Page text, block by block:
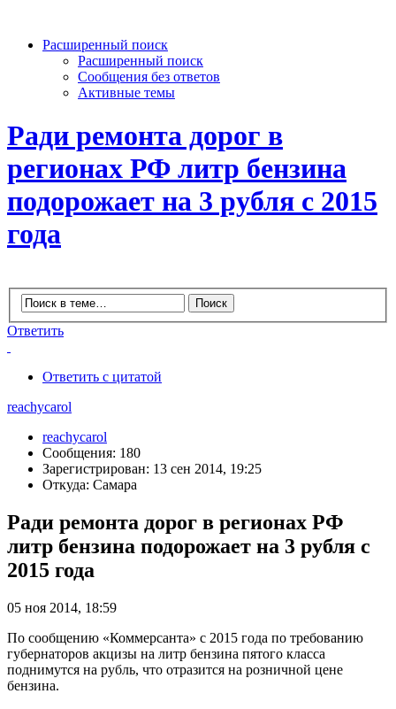
Расширенный поиск
Расширенный поиск
Сообщения без ответов
Активные темы
Ради ремонта дорог в
регионах РФ литр бензина
подорожает на 3 рубля с 2015
года
Ответить
Ответить с цитатой
reachycarol
reachycarol
Сообщения: 180
Зарегистрирован: 13 сен 2014, 19:25
Откуда: Самара
Ради ремонта дорог в регионах РФ
литр бензина подорожает на 3 рубля с
2015 года
05 ноя 2014, 18:59
По сообщению «Коммерсанта» с 2015 года по требованию
губернаторов акцизы на литр бензина пятого класса
поднимутся на рубль, что отразится на розничной цене
бензина.